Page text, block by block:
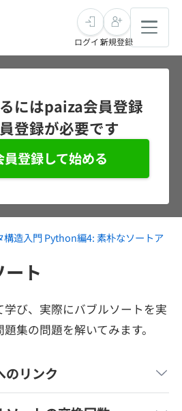
ログイン新規登録
にはpaiza会員登録
登録が必要です
員登録して始める
造入門 Python編4: 素朴なソートア
ト
び、実際にバブルソートを実
集の問題を解いてみます。
のリンク